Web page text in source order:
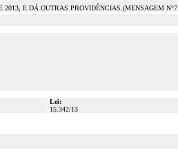
E DÁ OUTRAS PROVIDÊNCIAS.(MENSAGEM
Lei:
15.342/13